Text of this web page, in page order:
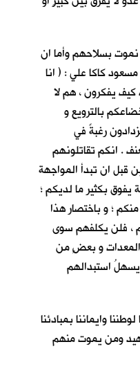
نموت بسلاحهم وأما ان
كاكا علي : ( انا
يفكرون ، هم لا
بالترويع و
رغبةً في
. انكم تقاتلونهم
قبل ان تبدأ المواجهة
يفوق بكثير ما لديكم ؛
؛ و باختصار هذا
، فلن يكلفهم سوى
و بعضٍ من
يسهلُ استبدالهم
وايماننا بمبادئنا
ومن يموت منهم